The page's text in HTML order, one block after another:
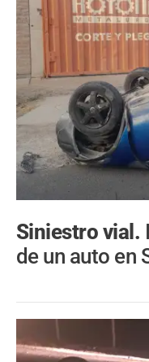
Siniestro vial.
de un auto en